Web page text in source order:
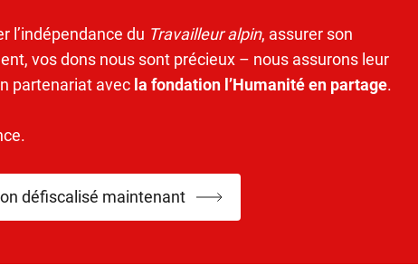
l’indépendance du Travailleur alpin, assurer son
vos dons nous sont précieux – nous assurons leur
partenariat avec la fondation l’Humanité en partage.
défiscalisé maintenant